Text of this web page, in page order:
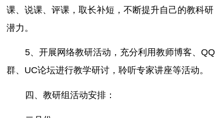
课、说课、评课，取长补短，不断提升自己的教科研
潜力。
5、开展网络教研活动，充分利用教师博客、QQ
群、UC论坛进行教学研讨，聆听专家讲座等活动。
四、教研组活动安排：